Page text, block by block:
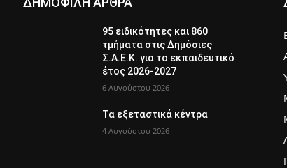
95 ειδικότητες και 860
τμήματα στις Δημόσιες
Σ.Α.Ε.Κ. για το εκπαιδευτικό
έτος 2026-2027
6 Αυγούστου 2026
Τα εξεταστικά κέντρα
4 Αυγούστου 2026